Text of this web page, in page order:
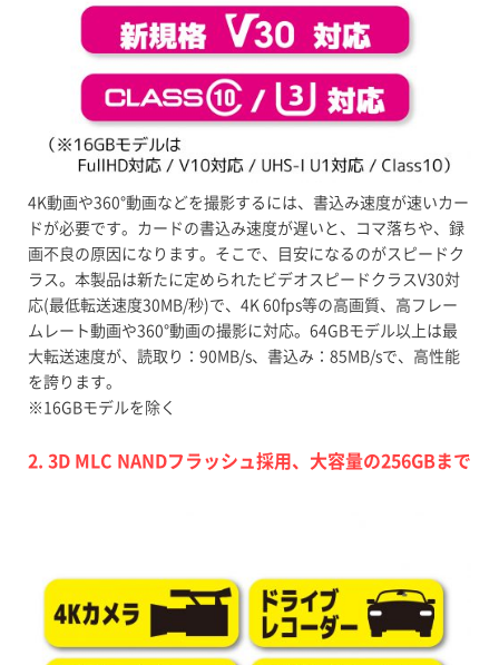
4K動画や360°動画などを撮影するには、書込み速度が速いカー
ドが必要です。カードの書込み速度が遅いと、コマ落ちや、録
画不良の原因になります。そこで、目安になるのがスピードク
ラス。本製品は新たに定められたビデオスピードクラスV30対
応(最低転送速度30MB/秒)で、4K 60fps等の高画質、高フレー
ムレート動画や360°動画の撮影に対応。64GBモデル以上は最
大転送速度が、読取り：90MB/s、書込み：85MB/sで、高性能
を誇ります。
※16GBモデルを除く
2. 3D MLC NANDフラッシュ採用、大容量の256GBまで